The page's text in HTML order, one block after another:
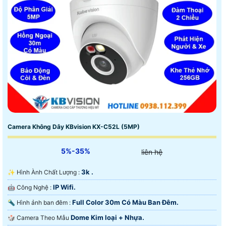
Camera Không Dây KBvision KX-C52L (5MP)
5%-35% liên hệ
✨ Hình Ành Chất Lượng : 3k .
🤖️ Công Nghệ : IP Wifi.
🔦 Hình ảnh ban đêm : Full Color 30m Có Màu Ban Ðêm.
🎲 Camera Theo Mẫu Dome Kim loại + Nhựa.